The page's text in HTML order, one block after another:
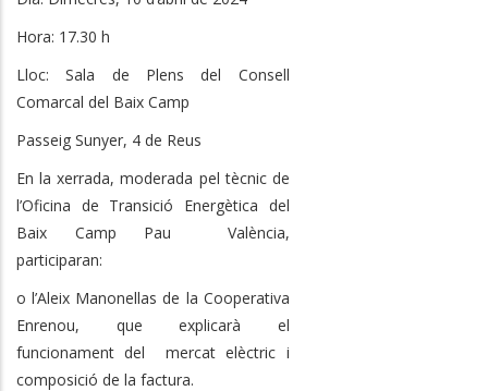
Hora: 17.30 h
Lloc: Sala de Plens del Consell
Comarcal del Baix Camp
Passeig Sunyer, 4 de Reus
En la xerrada, moderada pel tècnic de
l’Oficina de Transició Energètica del
Baix Camp Pau València,
participaran:
o l’Aleix Manonellas de la Cooperativa
Enrenou, que explicarà el
funcionament del mercat elèctric i
composició de la factura.